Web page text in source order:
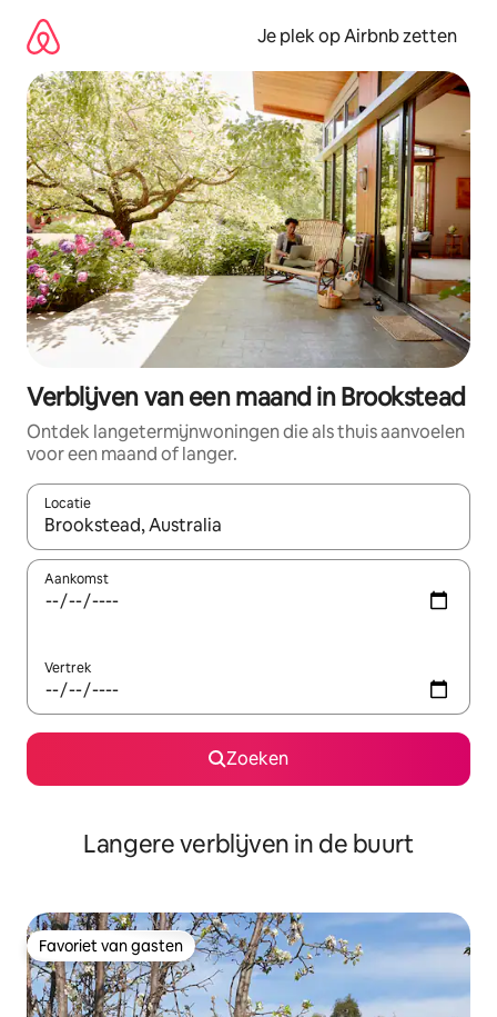
direct
naar
inhoud
Je plek op Airbnb zetten
Verblijven van een maand in Brookstead
Ontdek langetermijnwoningen die als thuis aanvoelen
voor een maand of langer.
Locatie
Wanneer er resultaten beschikbaar zijn, maak je een keuze
Aankomst
Vertrek
Zoeken
Langere verblijven in de buurt
Favoriet van gasten
Favoriet van gasten